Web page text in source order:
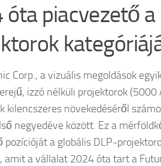
óta piacvezető
Corp., a vizuális megoldások
izzó nélküli projektorok (5000
kilencszeres növekedéséről
negyedéve között. Ez a
pozícióját a globális DLP-
amit a vállalat 2024 óta tart a